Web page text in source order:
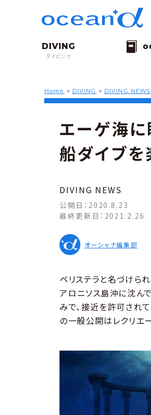
ダイビング
Home > DIVING > DIVING NEWS
エーゲ海
船ダイブを
DIVING NEWS
公開日： 2020.8.23
最終更新日： 2021.2.26
オーシャナ編集部
ペリステラと名づけら
アロニソス島沖に沈ん
みで、接近を許可され
の一般公開はレクリエ